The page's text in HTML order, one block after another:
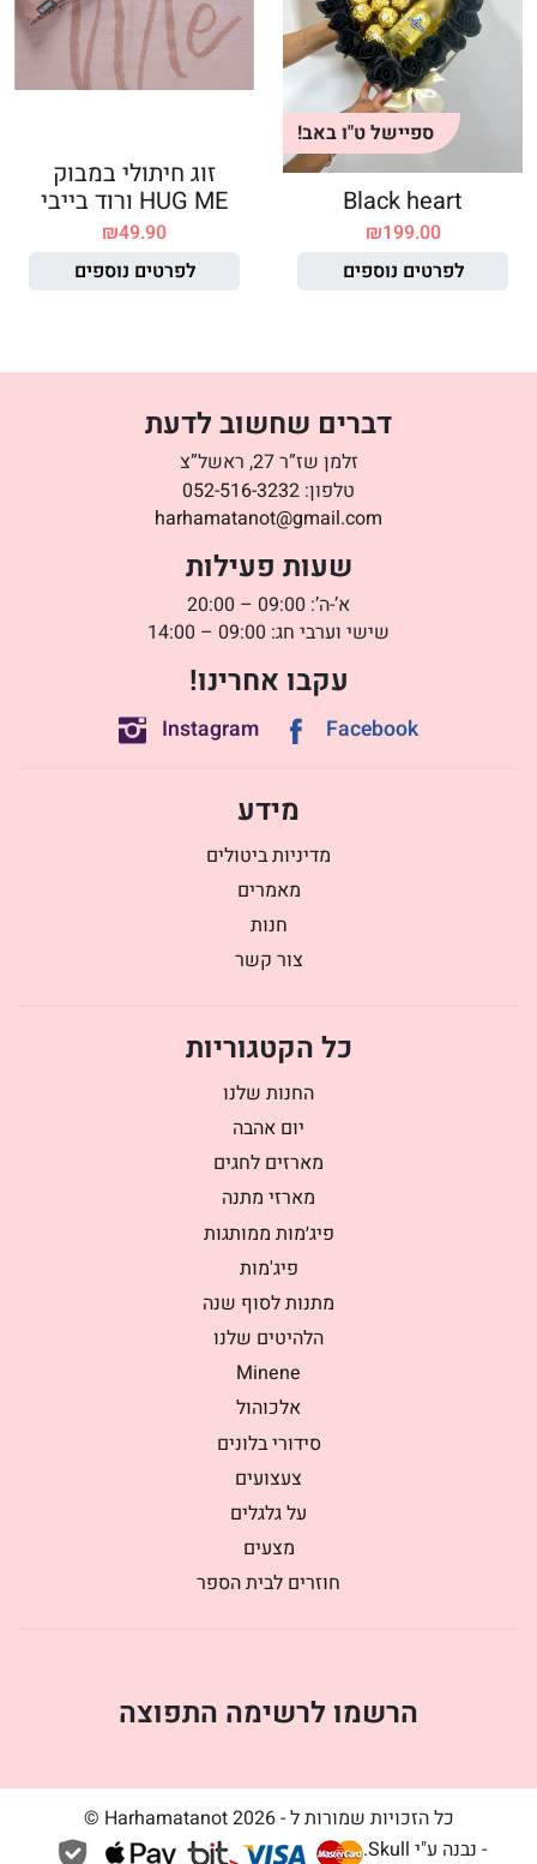
ספיישל ט"ו באב!
Black heart
₪199.00
לפרטים נוספים
זוג חיתולי במבוק
HUG ME ורוד בייבי
₪49.90
לפרטים נוספים
דברים שחשוב לדעת
זלמן שז”ר 27, ראשל”צ
טלפון: 052-516-3232
harhamatanot@gmail.com
שעות פעילות
א’-ה’: 09:00 – 20:00
שישי וערבי חג: 09:00 – 14:00
עקבו אחרינו!
Facebook
Instagram
מידע
מדיניות ביטולים
מאמרים
חנות
צור קשר
כל הקטגוריות
החנות שלנו
יום אהבה
מארזים לחגים
מארזי מתנה
פיג׳מות ממותגות
פיג'מות
מתנות לסוף שנה
הלהיטים שלנו
Minene
אלכוהול
סידורי בלונים
צעצועים
על גלגלים
מצעים
חוזרים לבית הספר
הרשמו לרשימה התפוצה
כל הזכויות שמורות ל - Harhamatanot 2026 ©
- נבנה ע"י Skull
.